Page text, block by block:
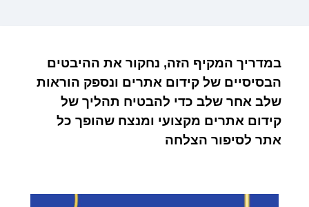
במדריך המקיף הזה, נחקור את ההיבטים
הבסיסיים של קידום אתרים ונספק הוראות
שלב אחר שלב כדי להבטיח תהליך של
קידום אתרים מקצועי ומנצח שהופך כל
אתר לסיפור הצלחה